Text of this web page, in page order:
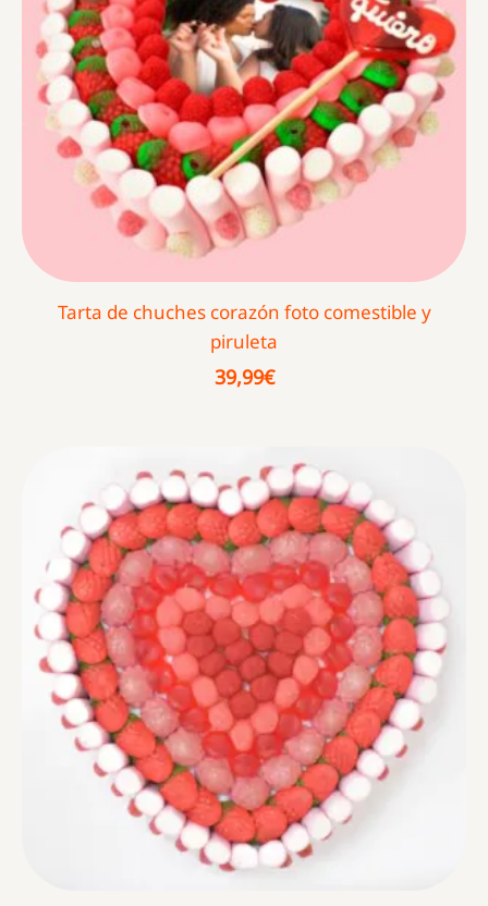
Tarta de chuches corazón foto comestible y
piruleta
39,99€